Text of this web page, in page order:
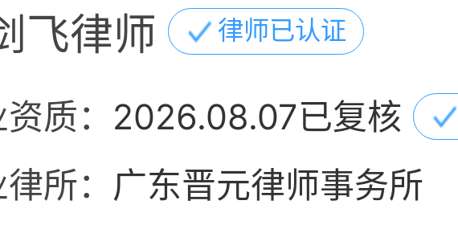
飞律师 律师已认证
质： 2026.08.07已复核
所： 广东晋元律师事务所